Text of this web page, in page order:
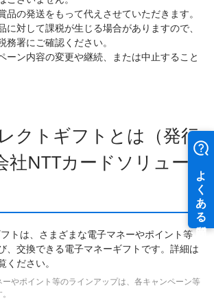
品の発送をもって代えさせていただきます。
に対して課税が生じる場合がありますので、
務署にご確認ください。
ーン内容の変更や継続、または中止すること
クトギフトとは （発行
社NTTカードソリュー
トは、さまざまな電子マネーやポイント等
、交換できる電子マネーギフトです。詳細は
ください。
やポイント等のラインアップは、各キャンペーン等